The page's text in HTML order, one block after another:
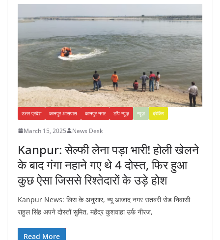
उत्तर प्रदेश कानपुर आसपास कानपुर नगर टॉप न्यूज़ न्यूज़ ब्रेकिंग
March 15, 2025 News Desk
Kanpur: सेल्फी लेना पड़ा भारी! होली खेलने
के बाद गंगा नहाने गए थे 4 दोस्त, फिर हुआ
कुछ ऐसा जिससे रिश्तेदारों के उड़े होश
Kanpur News: लिस के अनुसार, न्यू आजाद नगर सतबरी रोड निवासी
राहुल सिंह अपने दोस्तों सुमित, महेंद्र कुशवाहा उर्फ नीरज,
Read More